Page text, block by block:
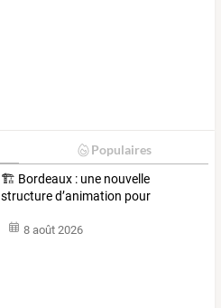
Populaires
🏗️ Bordeaux : une nouvelle
structured’animation pour
8 août 2026